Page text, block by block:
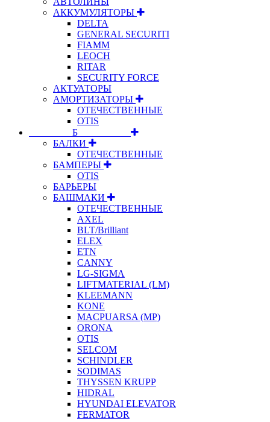
АККУМУЛЯТОРЫ
DELTA
GENERAL SECURITI
FIAMM
LEOCH
RITAR
SECURITY FORCE
АКТУАТОРЫ
АМОРТИЗАТОРЫ
ОТЕЧЕСТВЕННЫЕ
OTIS
⠀⠀⠀⠀⠀⠀Б⠀⠀⠀⠀⠀⠀⠀
БАЛКИ
ОТЕЧЕСТВЕННЫЕ
БАМПЕРЫ
OTIS
БАРЬЕРЫ
БАШМАКИ
ОТЕЧЕСТВЕННЫЕ
AXEL
BLT/Brilliant
ELEX
ETN
CANNY
LG-SIGMA
LIFTMATERIAL (LM)
KLEEMANN
KONE
MACPUARSA (MP)
ORONA
OTIS
SELCOM
SCHINDLER
SODIMAS
THYSSEN KRUPP
HIDRAL
HYUNDAI ELEVATOR
FERMATOR